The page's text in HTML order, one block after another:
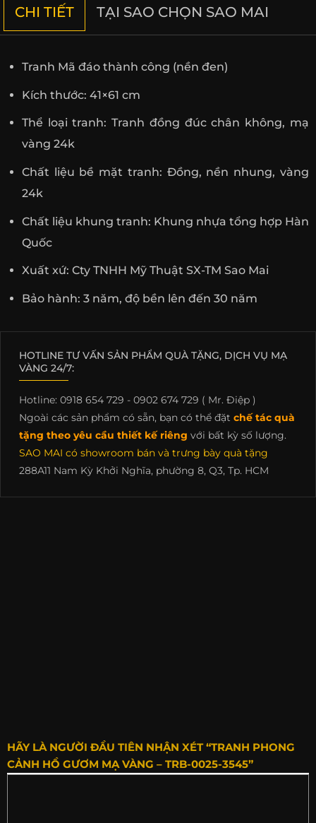
CHI TIẾT TẠI SAO CHỌN SAO MAI
Tranh Mã đáo thành công (nền đen)
Kích thước: 41×61 cm
Thể loại tranh: Tranh đồng đúc chân không, mạ
vàng 24k
Chất liệu bề mặt tranh: Đồng, nền nhung, vàng
24k
Chất liệu khung tranh: Khung nhựa tổng hợp Hàn
Quốc
Xuất xứ: Cty TNHH Mỹ Thuật SX-TM Sao Mai
Bảo hành: 3 năm, độ bền lên đến 30 năm
HOTLINE TƯ VẤN SẢN PHẨM QUÀ TẶNG, DỊCH VỤ MẠ
VÀNG 24/7:
Hotline: 0918 654 729 - 0902 674 729 ( Mr. Điệp )
Ngoài các sản phẩm có sẵn, bạn có thể đặt chế tác quà
tặng theo yêu cầu thiết kế riêng với bất kỳ số lượng.
SAO MAI có showroom bán và trưng bày quà tặng
288A11 Nam Kỳ Khởi Nghĩa, phường 8, Q3, Tp. HCM
HÃY LÀ NGƯỜI ĐẦU TIÊN NHẬN XÉT “TRANH PHONG
CẢNH HỒ GƯƠM MẠ VÀNG – TRB-0025-3545”